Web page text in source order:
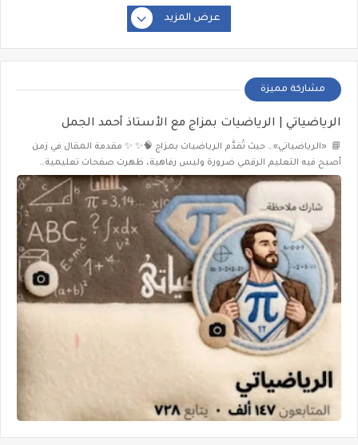
عرض المزيد
مشاركة مميزة
الرياضياتي | الرياضيات بمزاج مع الأستاذ أحمد الجمل
📘 «الرياضياتي»… حيث تُقدَّم الرياضيات بمزاج 🧠✨ ✨ مقدمة المقال في زمن
أصبح فيه التعليم الرقمي ضرورة وليس رفاهية، ظهرت صفحات تعليمية…